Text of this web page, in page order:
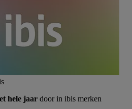
hele jaar door in ibis merken